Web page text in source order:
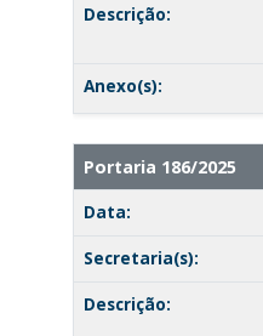
Descrição:
Anexo(s):
Portaria 186/2025
Data:
Secretaria(s):
Descrição: